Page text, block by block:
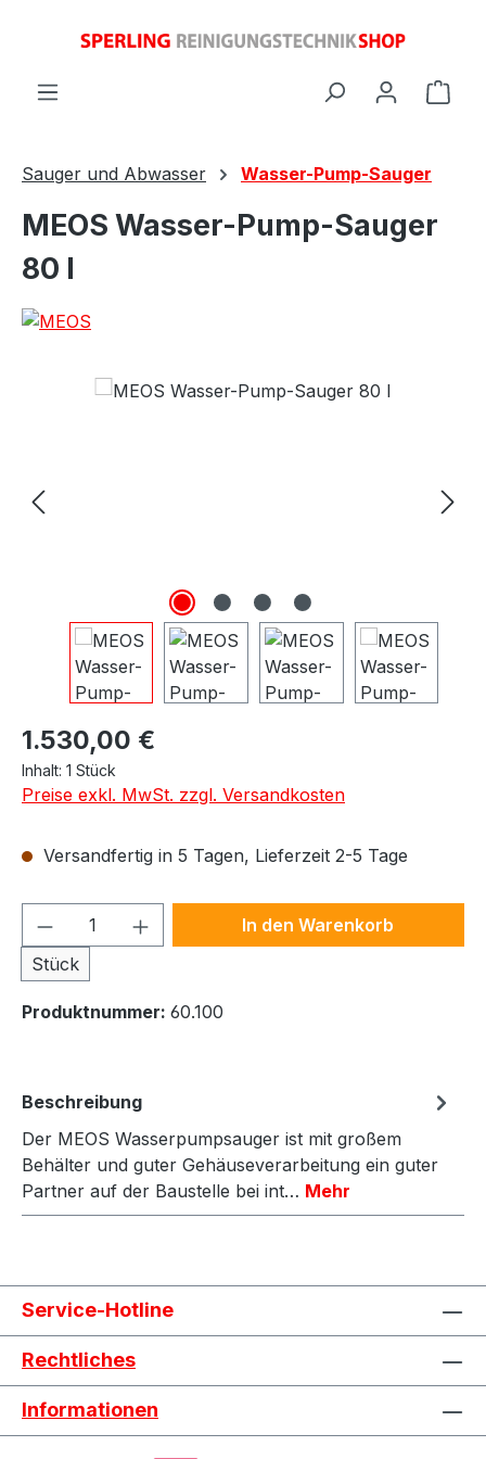
Sauger und Abwasser Wasser-Pump-Sauger
MEOS Wasser-Pump-Sauger
80 l
Bildergalerie überspringen
Regulärer Preis:
1.530,00 €
Inhalt: 1 Stück
Preise exkl. MwSt. zzgl. Versandkosten
Versandfertig in 5 Tagen, Lieferzeit 2-5 Tage
Produkt Anzahl: Gib den
Stück
In den Warenkorb
Produktnummer: 60.100
Beschreibung
Der MEOS Wasserpumpsauger ist mit großem
Behälter und guter Gehäuseverarbeitung ein guter
Partner auf der Baustelle bei int… Mehr
Service-Hotline
Rechtliches
Informationen